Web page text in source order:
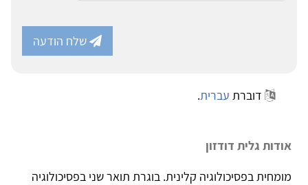
שלח הודעה
דוברת עברית.
אודות גלית דודזון
מומחית בפסיכולוגיה קלינית. בוגרת תואר שני בפסיכולוגיה